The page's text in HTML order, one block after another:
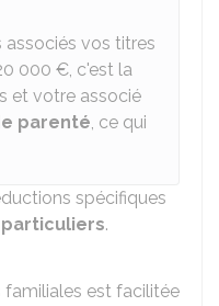
associés vos titres
000 €, c'est la
et votre associé
parenté, ce qui
spécifiques
particuliers.
familiales est facilitée